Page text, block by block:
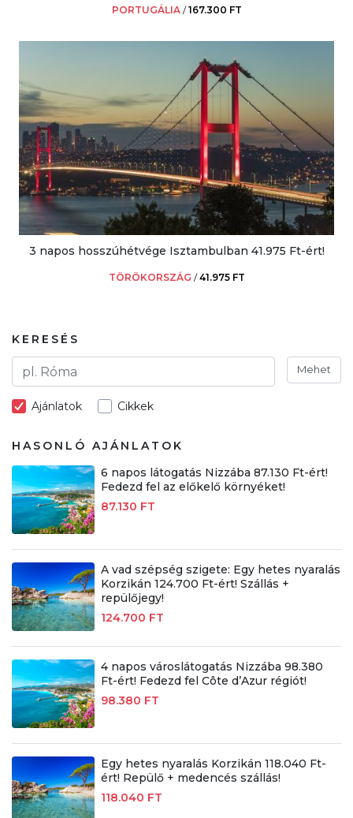
PORTUGÁLIA /167.300 FT
3 napos hosszúhétvége Isztambulban 41.975 Ft-ért!
TÖRÖKORSZÁG /41.975 FT
KERESÉS
Mehet
Ajánlatok Cikkek
HASONLÓ AJÁNLATOK
6 napos látogatás Nizzába 87.130 Ft-ért!
Fedezd fel az előkelő környéket!
87.130 FT
A vad szépség szigete: Egy hetes nyaralás
Korzikán 124.700 Ft-ért! Szállás +
repülőjegy!
124.700 FT
4 napos városlátogatás Nizzába 98.380
Ft-ért! Fedezd fel Côte d’Azur régiót!
98.380 FT
Egy hetes nyaralás Korzikán 118.040 Ft-
ért! Repülő + medencés szállás!
118.040 FT